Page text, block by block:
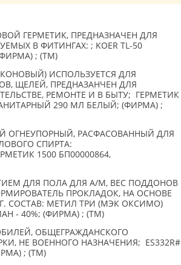
ГЕРМЕТИК, ПРЕДНАЗНАЧЕН ДЛЯ
В ФИТИНГАХ: ; KOER TL-50
; (TM)
ИСПОЛЬЗУЕТСЯ ДЛЯ
ЩЕЛЕЙ, ПРЕДНАЗАНЧЕН ДЛЯ
РЕМОНТЕ И В БЫТУ; ГЕРМЕТИК
290 МЛ БЕЛЫЙ; (ФИРМА) ;
ОГНЕУПОРНЫЙ, РАСФАСОВАННЫЙ ДЛЯ
СПИРТА:
1500 БП00000864,
ДЛЯ ПОЛА ДЛЯ А/М, ВЕС ПОДДОНОВ
ПРОКЛАДОК, НА ОСНОВЕ
СОСТАВ: МЕТИЛ ТРИ (МЭК ОКСИМО)
- 40%; (ФИРМА) ; (TM)
ОБЩЕГРАЖДАНСКОГО
НЕ ВОЕННОГО НАЗНАЧЕНИЯ; ES332R#
; (TM)